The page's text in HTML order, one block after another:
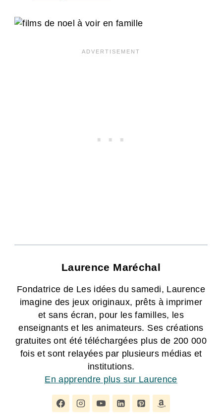
Laurence Maréchal
Fondatrice de Les idées du samedi, Laurence
imagine des jeux originaux, prêts à imprimer
et sans écran, pour les familles, les
enseignants et les animateurs. Ses créations
gratuites ont été téléchargées plus de 200 000
fois et sont relayées par plusieurs médias et
institutions.
En apprendre plus sur Laurence